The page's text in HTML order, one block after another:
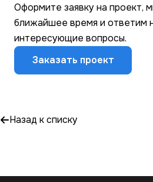
Оформите заявку на проект,
ближайшее время и ответим
интересующие вопросы.
Заказать проект
Назад к списку